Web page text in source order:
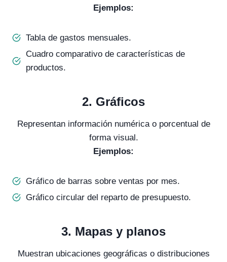
Ejemplos:
Tabla de gastos mensuales.
Cuadro comparativo de características de
productos.
2. Gráficos
Representan información numérica o porcentual de
forma visual.
Ejemplos:
Gráfico de barras sobre ventas por mes.
Gráfico circular del reparto de presupuesto.
3. Mapas y planos
Muestran ubicaciones geográficas o distribuciones